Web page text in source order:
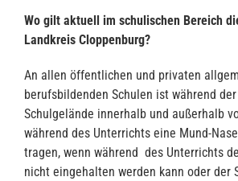
Wo gilt aktuell im schulischen Bereich
Landkreis Cloppenburg?
An allen öffentlichen und privaten
berufsbildenden Schulen ist während
Schulgelände innerhalb und außerhalb
während des Unterrichts eine Mund-
tragen, wenn während des Unterrichts
nicht eingehalten werden kann oder der